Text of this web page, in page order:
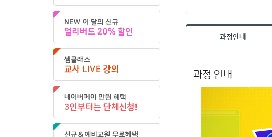
과정안내
과정 안내